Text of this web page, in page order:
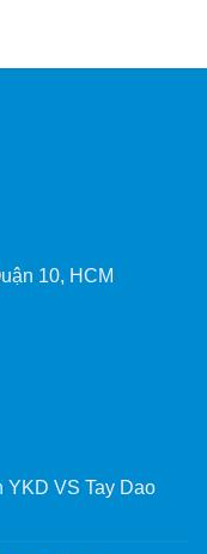
10, HCM
YKD VS Tay Dao